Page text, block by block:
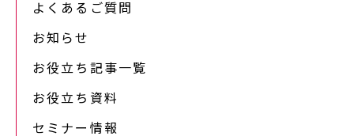
よくあるご質問
お知らせ
お役立ち記事一覧
お役立ち資料
セミナー情報